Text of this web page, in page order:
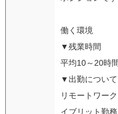
働く環境
▼残業時間
平均10～20時
▼出勤について
リモートワー
イブリット勤務